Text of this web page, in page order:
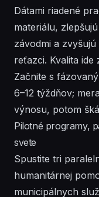
Dátami riadené
materiálu,
závodmi a
reťazci. Kvalita
Začnite s
6–12 týždňov;
výnosu, potom
Pilotné programy,
svete
Spustite tri
humanitárnej
municipálnych